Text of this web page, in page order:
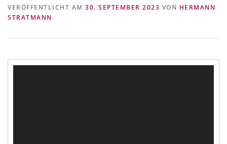
VERÖFFENTLICHT AM 30. SEPTEMBER 2023 VON HERMANN
STRATMANN